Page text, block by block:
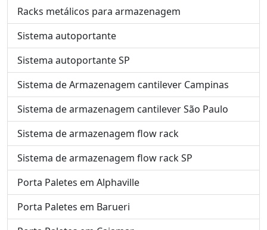
Racks metálicos para armazenagem
Sistema autoportante
Sistema autoportante SP
Sistema de Armazenagem cantilever Campinas
Sistema de armazenagem cantilever São Paulo
Sistema de armazenagem flow rack
Sistema de armazenagem flow rack SP
Porta Paletes em Alphaville
Porta Paletes em Barueri